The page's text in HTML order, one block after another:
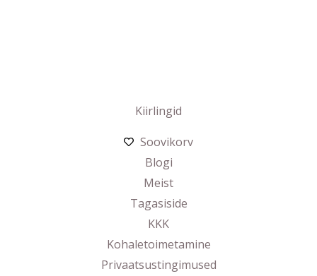
Kiirlingid
Soovikorv
Blogi
Meist
Tagasiside
KKK
Kohaletoimetamine
Privaatsustingimused